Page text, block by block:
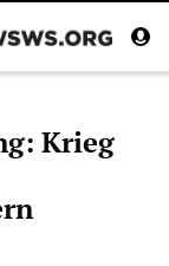
Krieg